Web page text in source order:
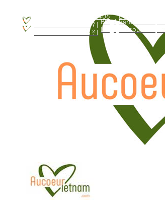
WhatsApp: +84.909.426.406
Qui sommes - nous ? | Blog | Parcours
Qui sommes - nous ? | Blog | Parcours